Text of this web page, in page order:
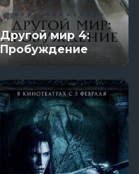
Другой мир 4:
Пробуждение